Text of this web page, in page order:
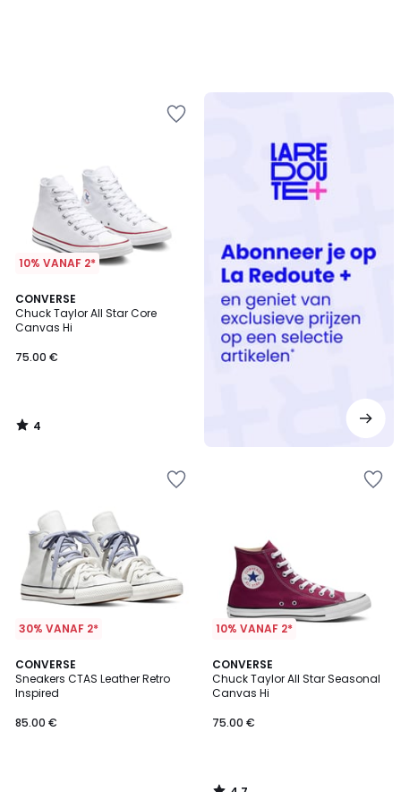
10% VANAF 2*
CONVERSE
Chuck Taylor All Star Core
Canvas Hi
75.00 €
4
/
5
4
/
30% VANAF 2*
CONVERSE
Sneakers CTAS Leather Retro
Inspired
85.00 €
10% VANAF 2*
CONVERSE
Chuck Taylor All Star Seasonal
Canvas Hi
75.00 €
4.7
/ 5